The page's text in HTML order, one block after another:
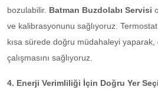
bozulabilir. Batman Buzdolabı Servisi
ve kalibrasyonunu sağlıyoruz.
kısa sürede doğru müdahaleyi yaparak,
çalışmasını sağlıyoruz.
4. Enerji Verimliliği İçin Doğru Yer